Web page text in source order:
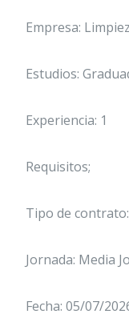
Empresa:
Estudios:
Experiencia: 1
Requisitos;
Tipo de
Jornada: Media
Fecha: 05/07/